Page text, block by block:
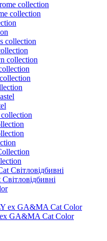
collection
GA&MA Cat Color